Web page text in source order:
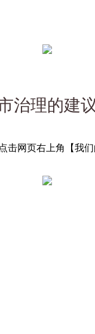
治理的建
网页右上角【我们